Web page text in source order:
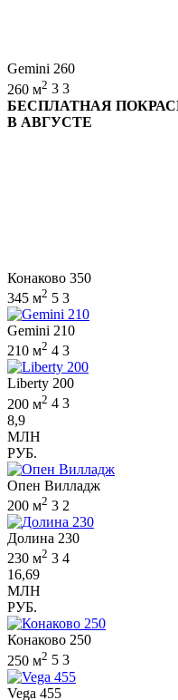
Gemini 260
260 м2 3 3
БЕСПЛАТНАЯ
В АВГУСТЕ
Конаково 350
345 м2 5 3
Gemini 210
210 м2 4 3
Liberty 200
200 м2 4 3
8,9
МЛН
РУБ.
Опен Вилладж
200 м2 3 2
Долина 230
230 м2 3 4
16,69
МЛН
РУБ.
Конаково 250
250 м2 5 3
Vega 455